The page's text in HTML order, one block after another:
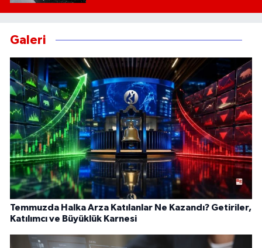
Galeri
Temmuzda Halka Arza Katılanlar Ne Kazandı? Getiriler,
Katılımcı ve Büyüklük Karnesi